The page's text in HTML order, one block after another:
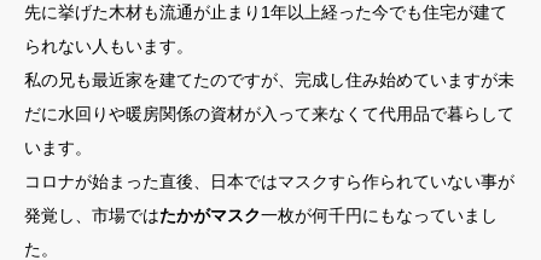
先に挙げた木材も流通が止まり1年以上経った今でも住宅が建て
られない人もいます。
私の兄も最近家を建てたのですが、完成し住み始めていますが未
だに水回りや暖房関係の資材が入って来なくて代用品で暮らして
います。
コロナが始まった直後、日本ではマスクすら作られていない事が
発覚し、市場ではたかがマスク一枚が何千円にもなっていまし
た。